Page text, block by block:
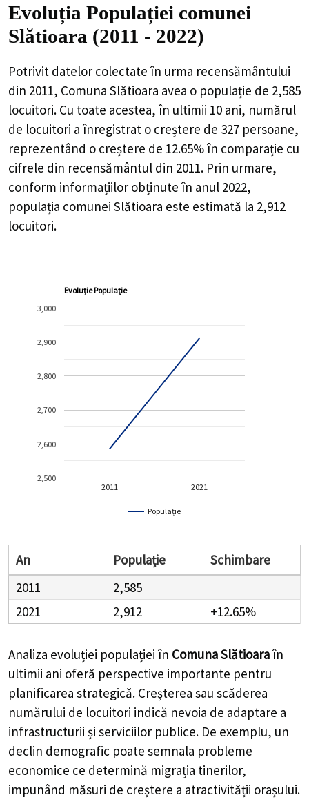
Evoluția Populației comunei
Slătioara (2011 - 2022)
Potrivit datelor colectate în urma recensământului
din 2011, Comuna Slătioara avea o populație de 2,585
locuitori. Cu toate acestea, în ultimii 10 ani, numărul
de locuitori a înregistrat o creștere de 327 persoane,
reprezentând o creștere de 12.65%în comparație cu
cifrele din recensământul din 2011. Prin urmare,
conform informațiilor obținute în anul 2022,
populația comunei Slătioara este estimată la 2,912
locuitori.
Evoluție Populație
Populație
2011 2021
2,500
2,600
2,700
2,800
2,900
3,000
An Populație
Schimbare
2011
2,585
2021
2,912 +12.65%
Analiza evoluției populației în Comuna Slătioaraîn
ultimii ani oferă perspective importante pentru
planificarea strategică. Creșterea sau scăderea
numărului de locuitori indică nevoia de adaptare a
infrastructurii și serviciilor publice. De exemplu, un
declin demografic poate semnala probleme
economice ce determină migrația tinerilor,
impunând măsuri de creștere a atractivității orașului.